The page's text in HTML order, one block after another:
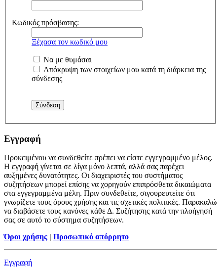
Κωδικός πρόσβασης:
Ξέχασα τον κωδικό μου
Να με θυμάσαι
Απόκρυψη των στοιχείων μου κατά τη διάρκεια της
σύνδεσης
Εγγραφή
Προκειμένου να συνδεθείτε πρέπει να είστε εγγεγραμμένο μέλος.
Η εγγραφή γίνεται σε λίγα μόνο λεπτά, αλλά σας παρέχει
αυξημένες δυνατότητες. Οι διαχειριστές του συστήματος
συζητήσεων μπορεί επίσης να χορηγούν επιπρόσθετα δικαιώματα
στα εγγεγραμμένα μέλη. Πριν συνδεθείτε, σιγουρευτείτε ότι
γνωρίζετε τους όρους χρήσης και τις σχετικές πολιτικές. Παρακαλώ
να διαβάσετε τους κανόνες κάθε Δ. Συζήτησης κατά την πλοήγησή
σας σε αυτό το σύστημα συζητήσεων.
Όροι χρήσης | Προσωπικό απόρρητο
Εγγραφή